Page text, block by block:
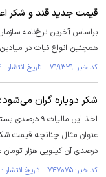
قیمت جدید قند و شکر
براساس آخرین نرخ‌نامه
همچنین انواع نبات در
کد خبر: ۷۹۹۳۲۹ تاریخ انتشار : ۱۴۰۱/۰۷/۱۶
شکر دوباره گران
اخذ این
درصدی آن کیلویی هزار
کد خبر: ۷۴۷۰۷۵ تاریخ انتشار : ۱۴۰۰/۱۰/۱۴